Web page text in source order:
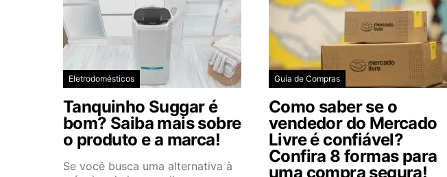
Eletrodomésticos
Tanquinho Suggar é
bom? Saiba mais sobre
o produto e a marca!
Se você busca uma alternativa à
Guia de Compras
Como saber se o
vendedor do Mercado
Livre é confiável?
Confira 8 formas para
uma compra segura!